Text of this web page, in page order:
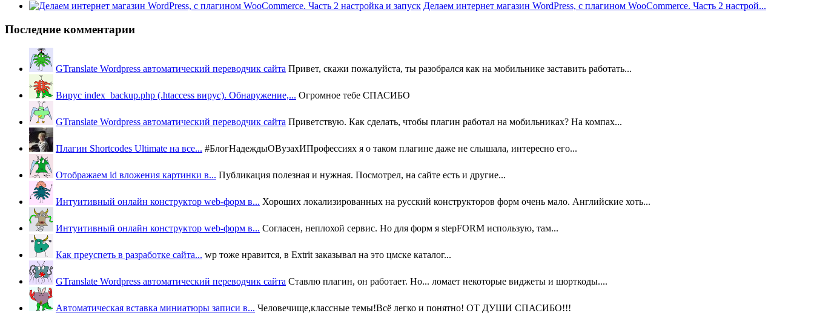
Делаем интернет магазин WordPress, с плагином WooCommerce. Часть 2 настрой...
Последние комментарии
GTranslate Wordpress автоматический переводчик сайта Привет, скажи пожалуйста, ты разобрался как на мобильнике заставить работать...
Вирус index_backup.php (.htaccess вируc). Обнаружение,... Огромное тебе СПАСИБО
GTranslate Wordpress автоматический переводчик сайта Приветствую. Как сделать, чтобы плагин работал на мобильниках? На компах...
Плагин Shortcodes Ultimate на все... #БлогНадеждыОВузахИПрофессиях я о таком плагине даже не слышала, интересно его...
Отображаем id вложения картинки в... Публикация полезная и нужная. Посмотрел, на сайте есть и другие...
Интуитивный онлайн конструктор web-форм в... Хороших локализированных на русский конструкторов форм очень мало. Английские хоть...
Интуитивный онлайн конструктор web-форм в... Согласен, неплохой сервис. Но для форм я stepFORM использую, там...
Как преуспеть в разработке сайта... wp тоже нравится, в Extrit заказывал на это цмске каталог...
GTranslate Wordpress автоматический переводчик сайта Ставлю плагин, он работает. Но... ломает некоторые виджеты и шорткоды....
Автоматическая вставка миниатюры записи в... Человечище,классные темы!Всё легко и понятно! ОТ ДУШИ СПАСИБО!!!